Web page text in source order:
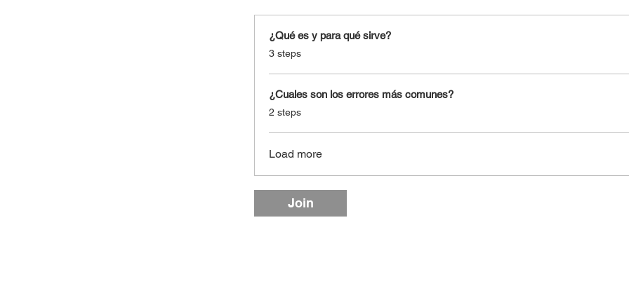
¿Qué es y para qué sirve?
.
3 steps
¿Cuales son los errores más comunes?
.
2 steps
Load more
Join